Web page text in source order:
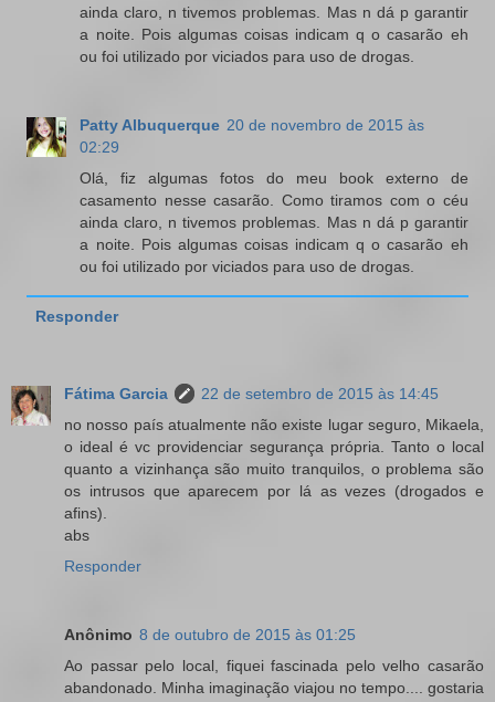
ainda claro, n tivemos problemas. Mas n dá p garantir
a noite. Pois algumas coisas indicam q o casarão eh
ou foi utilizado por viciados para uso de drogas.
Patty Albuquerque 20 de novembro de 2015 às
02:29
Olá, fiz algumas fotos do meu book externo de
casamento nesse casarão. Como tiramos com o céu
ainda claro, n tivemos problemas. Mas n dá p garantir
a noite. Pois algumas coisas indicam q o casarão eh
ou foi utilizado por viciados para uso de drogas.
Responder
Fátima Garcia
22 de setembro de 2015 às 14:45
no nosso país atualmente não existe lugar seguro, Mikaela,
o ideal é vc providenciar segurança própria. Tanto o local
quanto a vizinhança são muito tranquilos, o problema são
os intrusos que aparecem por lá as vezes (drogados e
afins).
abs
Responder
Anônimo 8 de outubro de 2015 às 01:25
Ao passar pelo local, fiquei fascinada pelo velho casarão
abandonado. Minha imaginação viajou no tempo.... gostaria